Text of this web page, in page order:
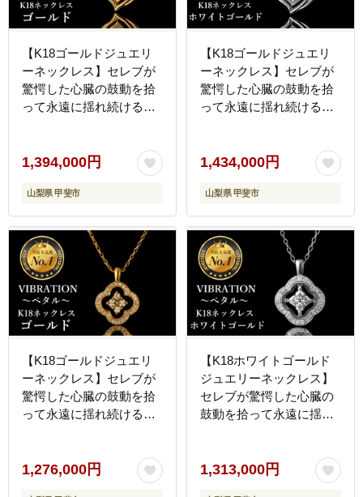
【K18ゴールドジュエリ
ーネックレス】セレブが
驚愕した心臓の鼓動を拾
って永遠に揺れ続ける
1,394,000円
山梨県 甲斐市
【K18ゴールドジュエリ
ーネックレス】セレブが
驚愕した心臓の鼓動を拾
って永遠に揺れ続ける
1,434,000円
山梨県 甲斐市
【K18ゴールドジュエリ
ーネックレス】セレブが
驚愕した心臓の鼓動を拾
って永遠に揺れ続ける
1,276,000円
【K18ホワイトゴールド
ジュエリーネックレス】
セレブが驚愕した心臓の
鼓動を拾って永遠に揺れ
1,313,000円